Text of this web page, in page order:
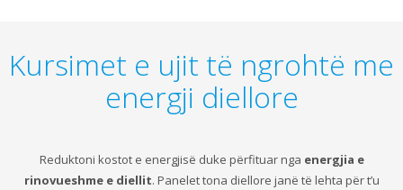
Kursimet e ujit të ngrohtë me
energji diellore
Reduktoni kostot e energjisë duke përfituar nga energjia e
rinovueshme e diellit. Panelet tona diellore janë të lehta për t’u